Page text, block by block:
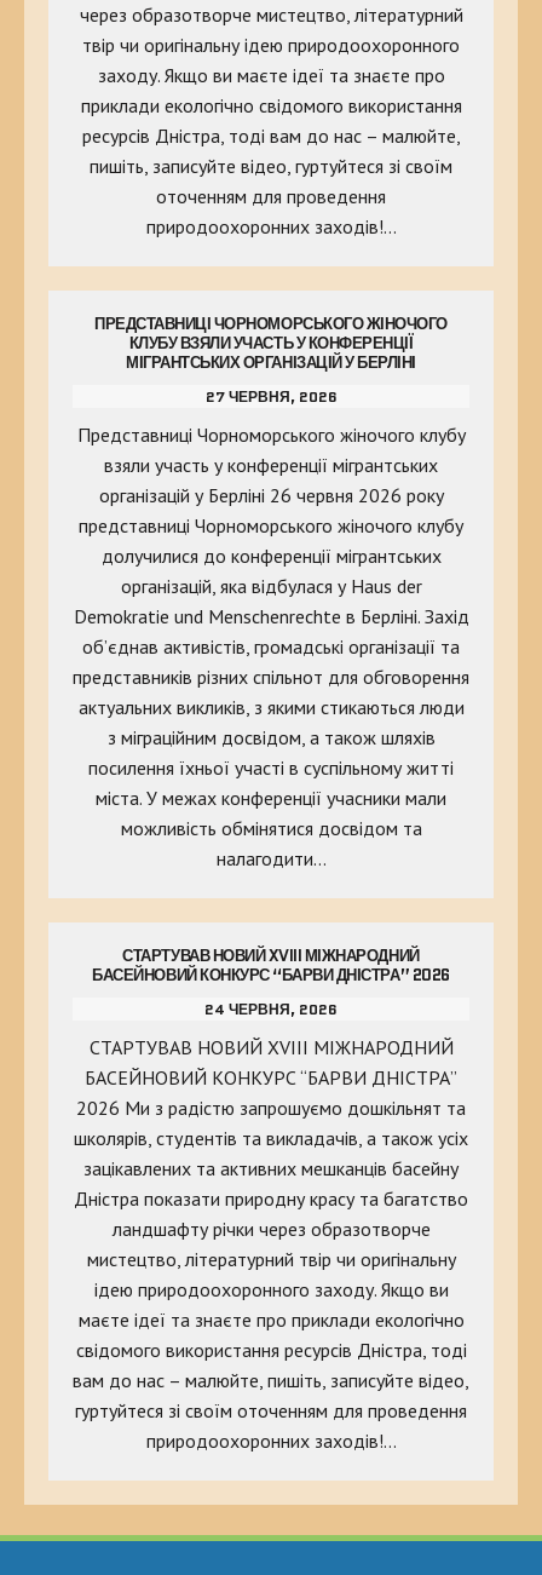
через образотворче мистецтво, літературний
твір чи оригінальну ідею природоохоронного
заходу. Якщо ви маєте ідеї та знаєте про
приклади екологічно свідомого використання
ресурсів Дністра, тоді вам до нас – малюйте,
пишіть, записуйте відео, гуртуйтеся зі своїм
оточенням для проведення
природоохоронних заходів!…
ПРЕДСТАВНИЦІ ЧОРНОМОРСЬКОГО ЖІНОЧОГО
КЛУБУ ВЗЯЛИ УЧАСТЬ У КОНФЕРЕНЦІЇ
МІГРАНТСЬКИХ ОРГАНІЗАЦІЙ У БЕРЛІНІ
27 ЧЕРВНЯ, 2026
Представниці Чорноморського жіночого клубу
взяли участь у конференції мігрантських
організацій у Берліні 26 червня 2026 року
представниці Чорноморського жіночого клубу
долучилися до конференції мігрантських
організацій, яка відбулася у Haus der
Demokratie und Menschenrechte в Берліні. Захід
об’єднав активістів, громадські організації та
представників різних спільнот для обговорення
актуальних викликів, з якими стикаються люди
з міграційним досвідом, а також шляхів
посилення їхньої участі в суспільному житті
міста. У межах конференції учасники мали
можливість обмінятися досвідом та
налагодити…
СТАРТУВАВ НОВИЙ XVIII МІЖНАРОДНИЙ
БАСЕЙНОВИЙ КОНКУРС “БАРВИ ДНІСТРА” 2026
24 ЧЕРВНЯ, 2026
СТАРТУВАВ НОВИЙ XVIII МІЖНАРОДНИЙ
БАСЕЙНОВИЙ КОНКУРС “БАРВИ ДНІСТРА”
2026 Ми з радістю запрошуємо дошкільнят та
школярів, студентів та викладачів, а також усіх
зацікавлених та активних мешканців басейну
Дністра показати природну красу та багатство
ландшафту річки через образотворче
мистецтво, літературний твір чи оригінальну
ідею природоохоронного заходу. Якщо ви
маєте ідеї та знаєте про приклади екологічно
свідомого використання ресурсів Дністра, тоді
вам до нас – малюйте, пишіть, записуйте відео,
гуртуйтеся зі своїм оточенням для проведення
природоохоронних заходів!…